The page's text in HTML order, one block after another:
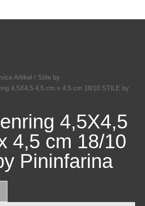
Artikel / Stile by
4,5X4,5 4,5 cm x 4,5 cm 18/10 STILE by
4,5X4,5
4,5 cm 18/10
Pininfarina